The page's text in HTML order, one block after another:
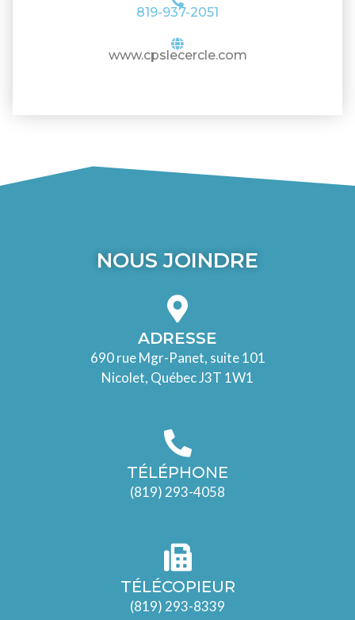
819-937-2051
www.cpslecercle.com
NOUS JOINDRE
ADRESSE
690 rue Mgr-Panet, suite 101
Nicolet, Québec J3T 1W1
TÉLÉPHONE
(819) 293-4058
TÉLÉCOPIEUR
(819) 293-8339